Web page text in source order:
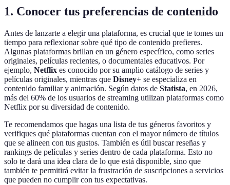
1. Conocer tus preferencias de contenido
Antes de lanzarte a elegir una plataforma, es crucial que te tomes un
tiempo para reflexionar sobre qué tipo de contenido prefieres.
Algunas plataformas brillan en un género específico, como series
originales, películas recientes, o documentales educativos. Por
ejemplo, Netflix es conocido por su amplio catálogo de series y
películas originales, mientras que Disney+ se especializa en
contenido familiar y animación. Según datos de Statista, en 2026,
más del 60% de los usuarios de streaming utilizan plataformas como
Netflix por su diversidad de contenido.
Te recomendamos que hagas una lista de tus géneros favoritos y
verifiques qué plataformas cuentan con el mayor número de títulos
que se alineen con tus gustos. También es útil buscar reseñas y
rankings de películas y series dentro de cada plataforma. Esto no
solo te dará una idea clara de lo que está disponible, sino que
también te permitirá evitar la frustración de suscripciones a servicios
que pueden no cumplir con tus expectativas.